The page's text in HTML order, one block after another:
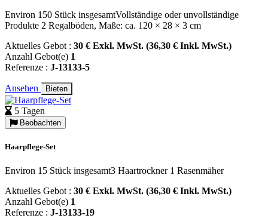
Environ 150 Stück insgesamtVollständige oder unvollständige
Produkte 2 Regalböden, Maße: ca. 120 × 28 × 3 cm
Aktuelles Gebot : 30 € Exkl. MwSt. (36,30 € Inkl. MwSt.)
Anzahl Gebot(e) 1
Referenze : J-13133-5
Ansehen Bieten
5 Tagen
Beobachten
Haarpflege-Set
Environ 15 Stück insgesamt3 Haartrockner 1 Rasenmäher
Aktuelles Gebot : 30 € Exkl. MwSt. (36,30 € Inkl. MwSt.)
Anzahl Gebot(e) 1
Referenze : J-13133-19